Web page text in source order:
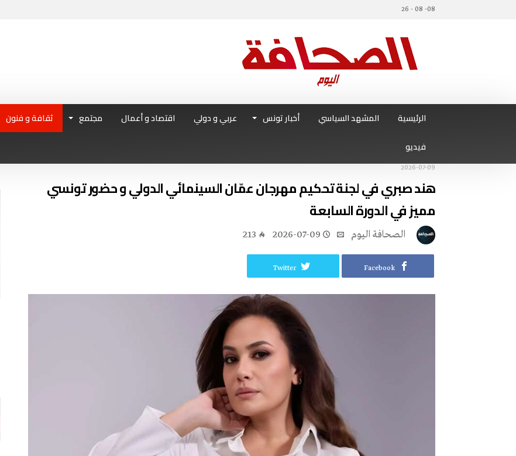
08- 08 - 26
الرئيسية المشهد السياسي أخبار تونس عربي و دولي اقتصاد و أعمال مجتمع ثقافة و فنون
فيديو
2026-07-09
هند صبري في لجنة تحكيم مهرجان عمّان السينمائي الدولي و حضور تونسي
مميز في الدورة السابعة
2026-07-09
213
Facebook
Twitter